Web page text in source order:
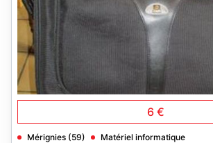
6 €
Mérignies (59) Matériel informatique